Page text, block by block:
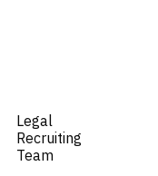
Legal
Recruiting
Team